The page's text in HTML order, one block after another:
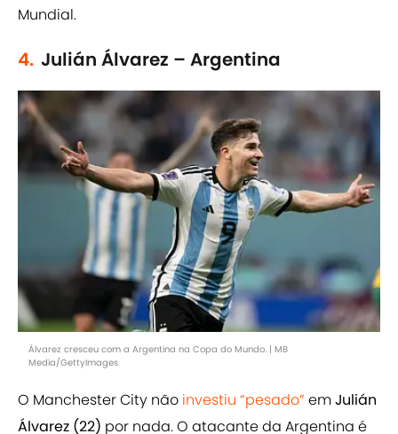
Mundial.
4. Julián Álvarez – Argentina
Álvarez cresceu com a Argentina na Copa do Mundo. | MB
Media/GettyImages
O Manchester City não investiu “pesado” emJulián
Álvarez (22) por nada. O atacante da Argentina é